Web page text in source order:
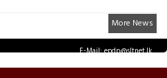
More News
E-Mail: epdp@sltnet.lk